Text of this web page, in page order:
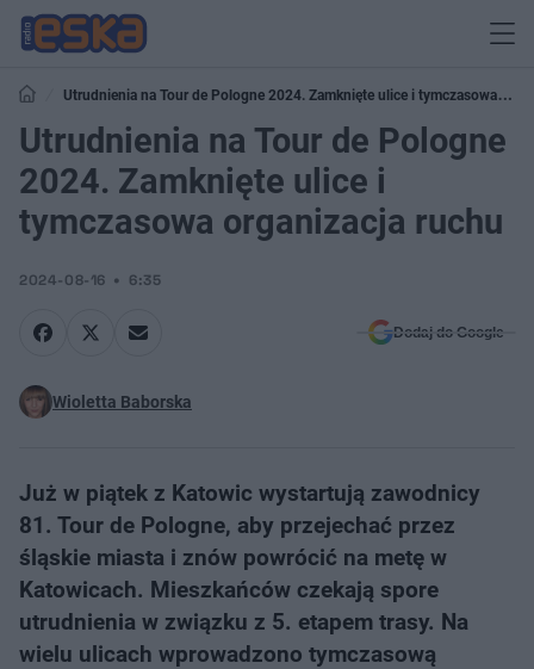
Utrudnienia na Tour de Pologne 2024. Zamknięte ulice i tymczasowa
organizacja ruchu
Utrudnienia na Tour de Pologne
2024. Zamknięte ulice i
tymczasowa organizacja ruchu
2024-08-16 6:35
Dodaj do Google
Wioletta Baborska
Już w piątek z Katowic wystartują zawodnicy
81. Tour de Pologne, aby przejechać przez
śląskie miasta i znów powrócić na metę w
Katowicach. Mieszkańców czekają spore
utrudnienia w związku z 5. etapem trasy. Na
wielu ulicach wprowadzono tymczasową